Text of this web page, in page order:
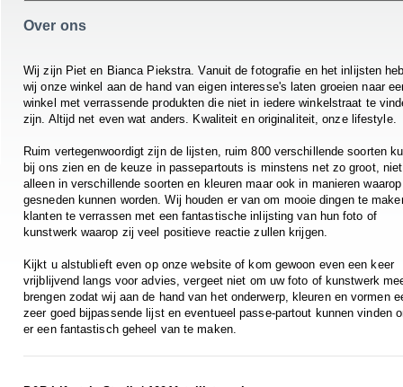
Over ons
Wij zijn Piet en Bianca Piekstra. Vanuit de fotografie en het inlijsten
wij onze winkel aan de hand van eigen interesse's laten groeien naar
winkel met verrassende produkten die niet in iedere winkelstraat te
zijn. Altijd net even wat anders. Kwaliteit en originaliteit, onze lifestyle.
Ruim vertegenwoordigt zijn de lijsten, ruim 800 verschillende soorten
bij ons zien en de keuze in passepartouts is minstens net zo groot, niet
alleen in verschillende soorten en kleuren maar ook in manieren
gesneden kunnen worden. Wij houden er van om mooie dingen te
klanten te verrassen met een fantastische inlijsting van hun foto of
kunstwerk waarop zij veel positieve reactie zullen krijgen.
Kijkt u alstublieft even op onze website of kom gewoon even een keer
vrijblijvend langs voor advies, vergeet niet om uw foto of kunstwerk
brengen zodat wij aan de hand van het onderwerp, kleuren en vormen
zeer goed bijpassende lijst en eventueel passe-partout kunnen vinden
er een fantastisch geheel van te maken.